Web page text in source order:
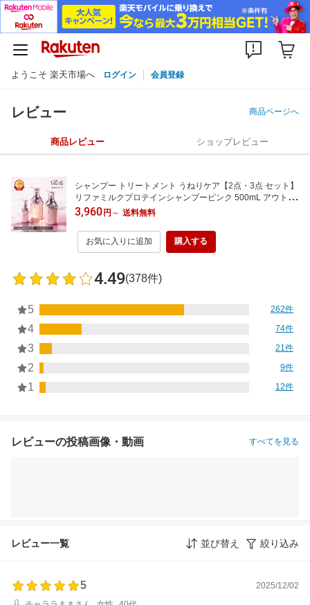
ようこそ 楽天市場へ ログイン 会員登録
レビュー 商品ページへ
商品レビュー ショップレビュー
シャンプー トリートメント うねりケア【2点・3点 セット】
リファミルクプロテインシャンプーピンク 500mL アウトバ
ストリートメント ベリー 梅雨 うねり ダメージケア しっと
り ヘアケア 頭皮 保湿 誕生日 プレゼント ギフト 女性
3,960円 ～ 送料無料
お気に入りに追加 購入する
4.49(378件)
5 262件
4 74件
3 21件
2 9件
1 12件
レビューの投稿画像・動画 すべてを見る
レビュー一覧 並び替え 絞り込み
5
2025/12/02